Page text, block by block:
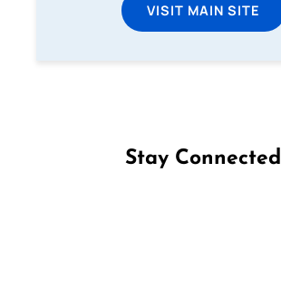
VISIT MAIN SITE
Stay Connected